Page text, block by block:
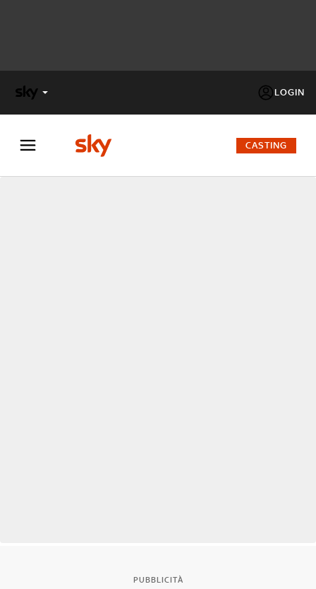
LOGIN
FACTOR
CASTING
PUBBLICITÀ